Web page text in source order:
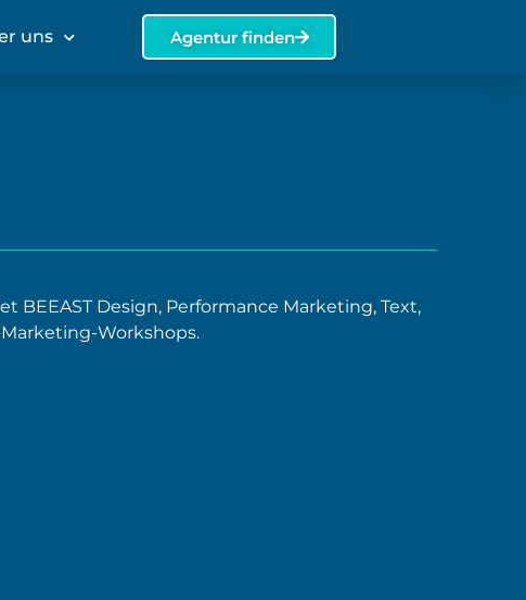
uns Agentur finden
Design, Performance Marketing, Text,
Workshops.